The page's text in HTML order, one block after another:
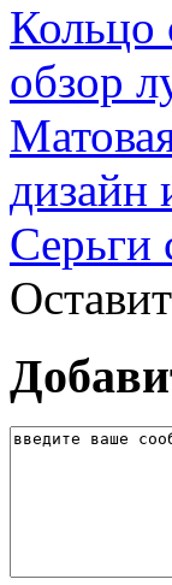
Кольцо
обзор
дизайн
Серьги